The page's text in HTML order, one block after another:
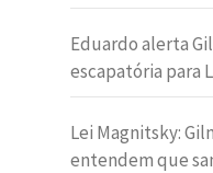
Eduardo alerta
escapatória para
Lei Magnitsky:
entendem que